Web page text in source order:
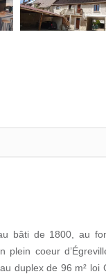
bâti de 1800, au
plein coeur
duplex de 96 m² loi